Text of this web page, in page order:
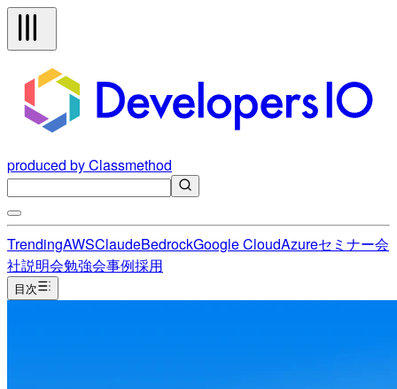
produced by Classmethod
TrendingAWSClaudeBedrockGoogle CloudAzureセミナー会
社説明会勉強会事例採用
目次